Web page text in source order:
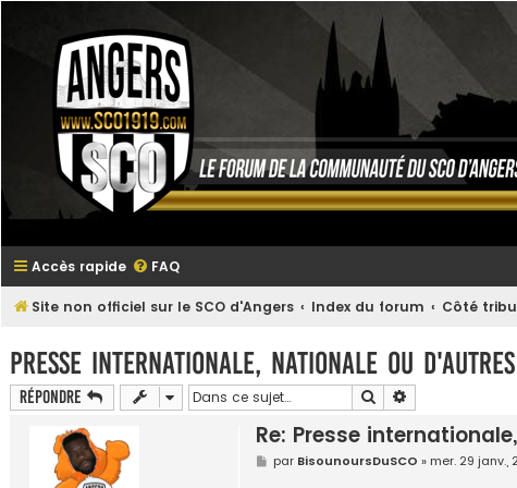
Accès rapide FAQ
Site non officiel sur le SCO d'Angers Index du forum Côté
Presse internationale, nationale ou
Répondre Rechercher
Re: Presse
M
e
par BisounoursDuSCO » mer. 29 janv.,